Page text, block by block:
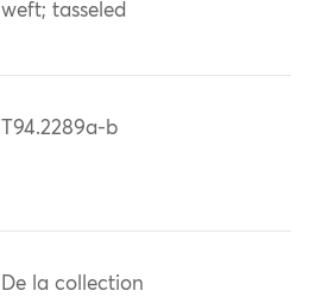
weft; tasseled
T94.2289a-b
De la collection